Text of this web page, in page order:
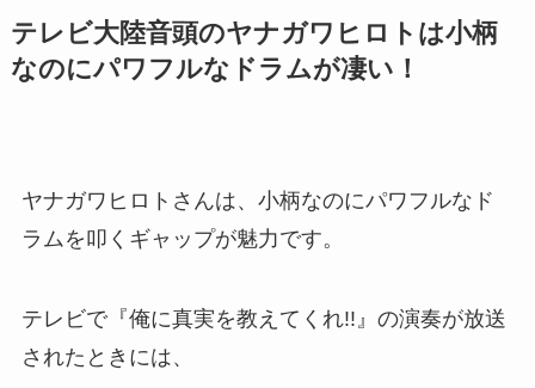
テレビ大陸音頭のヤナガワヒロトは小柄
なのにパワフルなドラムが凄い！
ヤナガワヒロトさんは、小柄なのにパワフルなド
ラムを叩くギャップが魅力です。
テレビで『俺に真実を教えてくれ!!』の演奏が放送
されたときには、